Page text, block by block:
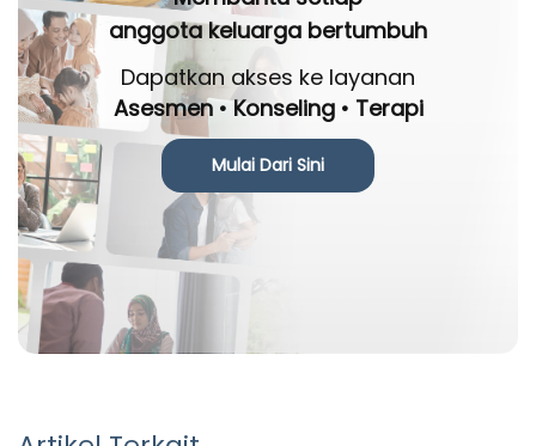
anggota keluarga bertumbuh
Dapatkan akses ke layanan
Asesmen • Konseling • Terapi
Mulai Dari Sini